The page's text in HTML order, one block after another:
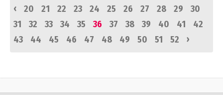
‹
20 21 22 23 24 25 26 27 28 29
30
31
32 33 34 35 36 37 38 39 40 41
42
43
44 45 46 47 48 49 50 51 52 ›